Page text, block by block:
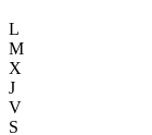
L
M
X
J
V
S